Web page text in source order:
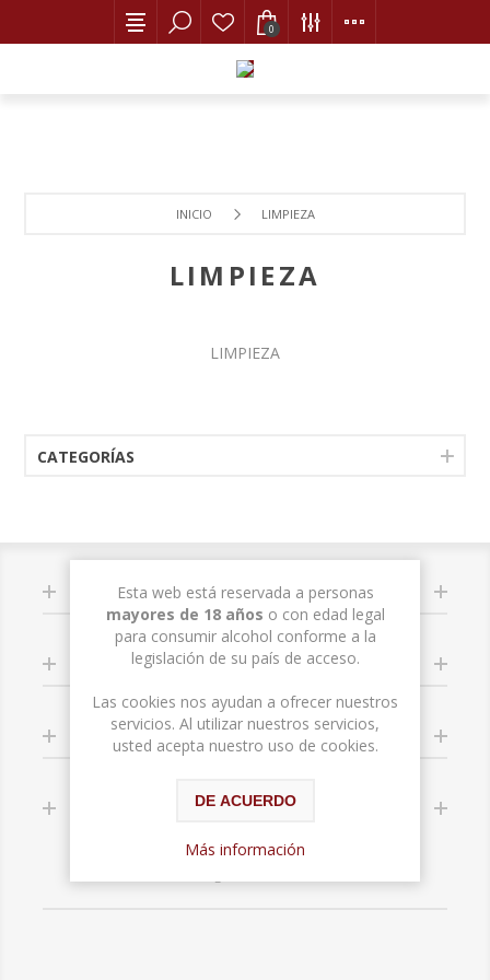
0
INICIO LIMPIEZA
LIMPIEZA
LIMPIEZA
CATEGORÍAS
INFORMACIÓN
MI CUENTA
SERVICIO AL CLIENTE
SÍGUENOS
Esta web está reservada a personas
mayores de 18 años o con edad legal
para consumir alcohol conforme a la
legislación de su país de acceso.
Las cookies nos ayudan a ofrecer nuestros
servicios. Al utilizar nuestros servicios,
usted acepta nuestro uso de cookies.
DE ACUERDO
Más información